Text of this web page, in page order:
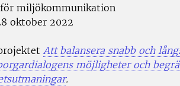
miljökommunikation
oktober 2022
Att balansera snabb och
möjligheter och
.